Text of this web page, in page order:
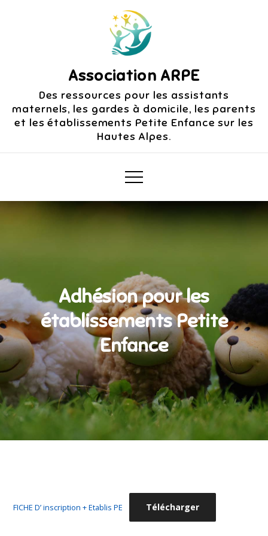
Association ARPE
Des ressources pour les assistants
maternels, les gardes à domicile, les parents
et les établissements Petite Enfance sur les
Hautes Alpes.
Adhésion pour les
établissements Petite
Enfance
FICHE D’ inscription + Etablis PE Télécharger